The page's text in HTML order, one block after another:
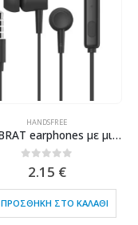
HANDSFREE
CELEBRAT earphones με μικρόφωνο G13, 3.5mm σύνδεση, Φ10mm, 1.2m, μαύρο
out of 5
2.15 €
ΠΡΟΣΘΉΚΗ ΣΤΟ ΚΑΛΆΘΙ